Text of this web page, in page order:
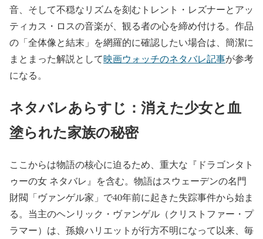
音、そして不穏なリズムを刻むトレント・レズナーとアッ
ティカス・ロスの音楽が、観る者の心を締め付ける。作品
の「全体像と結末」を網羅的に確認したい場合は、簡潔に
まとまった解説として映画ウォッチのネタバレ記事が参考
になる。
ネタバレあらすじ：消えた少女と血
塗られた家族の秘密
ここからは物語の核心に迫るため、重大な『ドラゴンタト
ゥーの女 ネタバレ』を含む。物語はスウェーデンの名門
財閥「ヴァンゲル家」で40年前に起きた失踪事件から始ま
る。当主のヘンリック・ヴァンゲル（クリストファー・プ
ラマー）は、孫娘ハリエットが行方不明になって以来、毎